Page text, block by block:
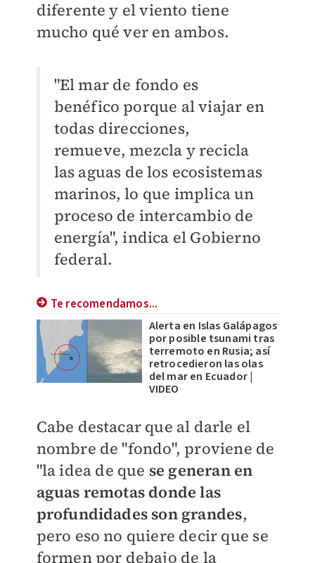
diferente y el viento tiene
mucho qué ver en ambos.
"El mar de fondo es
benéfico porque al viajar en
todas direcciones,
remueve, mezcla y recicla
las aguas de los ecosistemas
marinos, lo que implica un
proceso de intercambio de
energía", indica el Gobierno
federal.
Te recomendamos...
Alerta en Islas Galápagos
por posible tsunami tras
terremoto en Rusia; así
retrocedieron las olas
del mar en Ecuador |
VIDEO
Cabe destacar que al darle el
nombre de "fondo", proviene de
"la idea de que se generan en
aguas remotas donde las
profundidades son grandes,
pero eso no quiere decir que se
formen por debajo de la